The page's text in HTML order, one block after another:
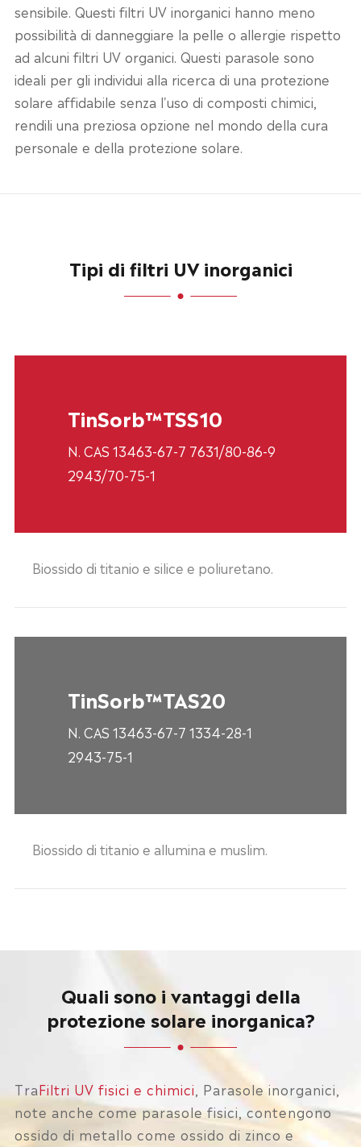
sensibile. Questi filtri UV inorganici hanno meno
possibilità di danneggiare la pelle o allergie rispetto
ad alcuni filtri UV organici. Questi parasole sono
ideali per gli individui alla ricerca di una protezione
solare affidabile senza l'uso di composti chimici,
rendili una preziosa opzione nel mondo della cura
personale e della protezione solare.
Tipi di filtri UV inorganici
TinSorb™TSS10
N. CAS 13463-67-7 7631/80-86-9
2943/70-75-1
Biossido di titanio e silice e poliuretano.
TinSorb™TAS20
N. CAS 13463-67-7 1334-28-1
2943-75-1
Biossido di titanio e allumina e muslim.
Quali sono i vantaggi della
protezione solare inorganica?
TraFiltri UV fisici e chimici , Parasole inorganici,
note anche come parasole fisici, contengono
ossido di metallo come ossido di zinco e